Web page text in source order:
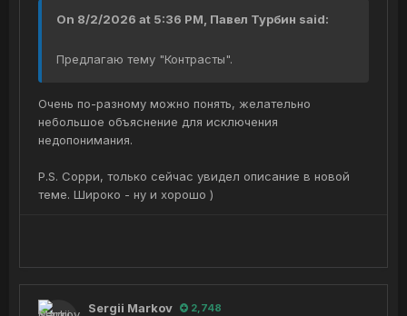
On 8/2/2026 at 5:36 PM, Павел Турбин said:
Предлагаю тему "Контрасты".
Очень по-разному можно понять, желательно
небольшое объяснение для исключения
недопонимания.
P.S. Сорри, только сейчас увидел описание в новой
теме. Широко - ну и хорошо )
Sergii Markov 2,748